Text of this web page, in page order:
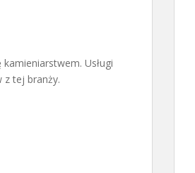
Usługi
z tej branży.